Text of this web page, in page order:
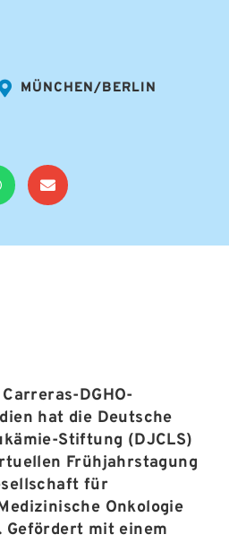
MÜNCHEN/BERLIN
DGHO-
hat die Deutsche
Stiftung (DJCLS)
Frühjahrstagung
für
Onkologie
Gefördert mit einem